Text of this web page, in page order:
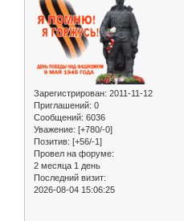
Зарегистрирован: 2011-11-12
Приглашений: 0
Сообщений: 6036
Уважение: [+780/-0]
Позитив: [+56/-1]
Провел на форуме:
2 месяца 1 день
Последний визит:
2026-08-04 15:06:25